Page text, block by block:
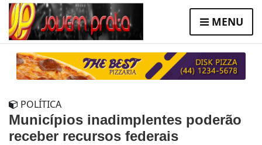
MENU
POLÍTICA
Municípios inadimplentes poderão
receber recursos federais